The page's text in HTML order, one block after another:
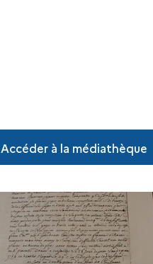
Accéder à la médiathèque